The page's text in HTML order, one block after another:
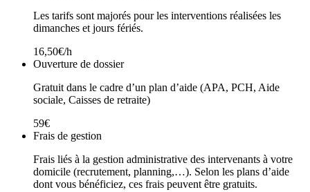
Les tarifs sont majorés pour les interventions réalisées les
dimanches et jours fériés.
16,50€/h
Ouverture de dossier
Gratuit dans le cadre d’un plan d’aide (APA, PCH, Aide
sociale, Caisses de retraite)
59€
Frais de gestion
Frais liés à la gestion administrative des intervenants à votre
domicile (recrutement, planning,…). Selon les plans d’aide
dont vous bénéficiez, ces frais peuvent être gratuits.